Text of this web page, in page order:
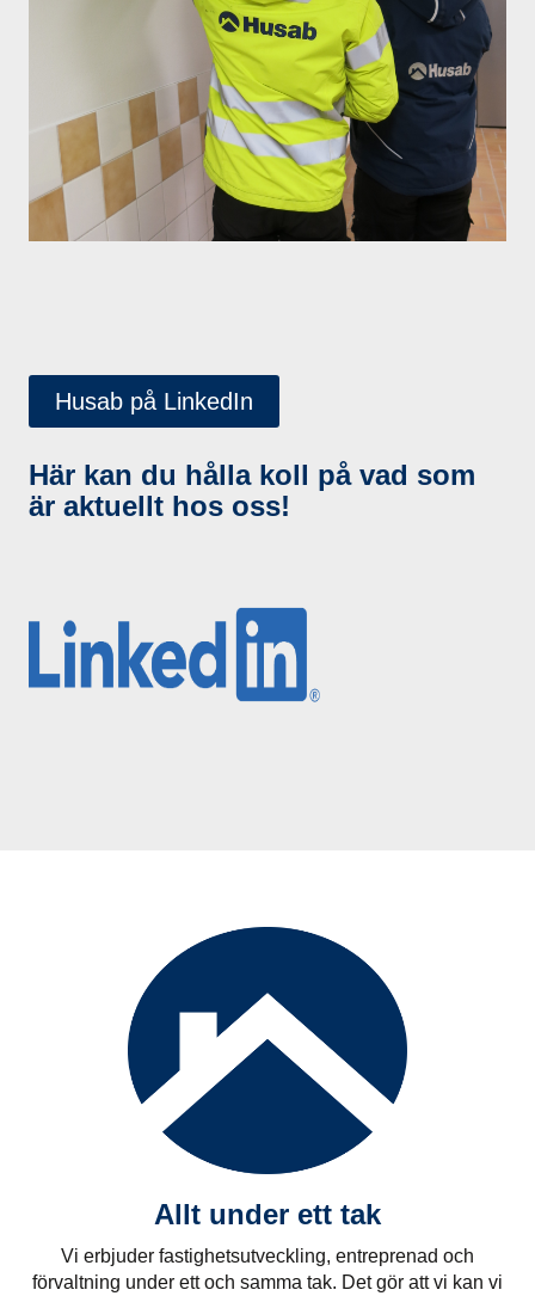
Husab på LinkedIn
Här kan du hålla koll på vad som
är aktuellt hos oss!
Allt under ett tak
Vi erbjuder fastighetsutveckling, entreprenad och
förvaltning under ett och samma tak. Det gör att vi kan vi